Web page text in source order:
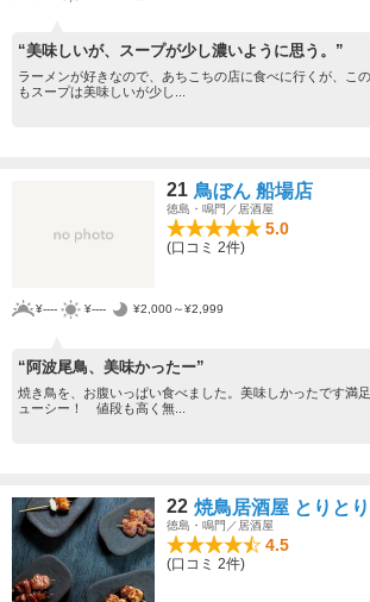
“美味しいが、スープが少し濃いように思う。”
ラーメンが好きなので、あちこちの店に食べに行くが、こ
もスープは美味しいが少し...
21 鳥ぼん 船場店
徳島・鳴門／居酒屋
5.0
(口コミ 2件)
¥---- ¥---- ¥2,000～¥2,999
“阿波尾鳥、美味かったー”
焼き鳥を、お腹いっぱい食べました。美味しかったです満
ューシー！ 値段も高く無...
22 焼鳥居酒屋 とりと
徳島・鳴門／居酒屋
4.5
(口コミ 2件)